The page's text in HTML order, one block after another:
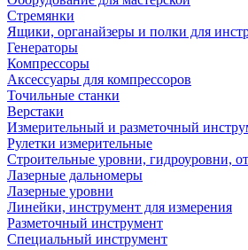
Стремянки
Ящики, органайзеры и полки для
Генераторы
Компрессоры
Аксессуары для компрессоров
Точильные станки
Верстаки
Измерительный и разметочный
Рулетки измерительные
Строительные уровни, гидроуровни,
Лазерные дальномеры
Лазерные уровни
Линейки, инструмент для измерения
Разметочный инструмент
Специальный инструмент